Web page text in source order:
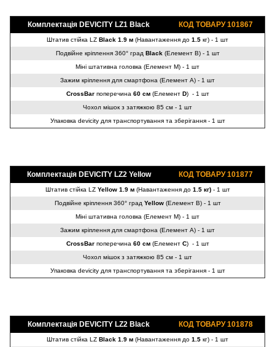
Комплектація DEVICITY LZ1 Black КОД ТОВАРУ 101867
Штатив стійка LZ Black 1.9 м (Навантаження до 1.5 кг) - 1 шт
Подвійне кріплення 360° град Black (Елемент B) - 1 шт
Міні штативна головка (Елемент M) - 1 шт
Зажим кріплення для смартфона (Елемент A) - 1 шт
CrossBarпоперечина 60 см(Елемент D) - 1 шт
Чохол мішок з затяжкою 85 см - 1 шт
Упаковка devicity для транспортування та зберігання - 1 шт
Комплектація DEVICITY LZ2 Yellow КОД ТОВАРУ 101877
Штатив стійка LZ Yellow 1.9 м(Навантаження до 1.5 кг)- 1 шт
Подвійне кріплення 360° град Yellow(Елемент B) - 1 шт
Міні штативна головка (Елемент M) - 1 шт
Зажим кріплення для смартфона (Елемент A) - 1 шт
CrossBarпоперечина 60 см(Елемент C) - 1 шт
Чохол мішок з затяжкою 85 см - 1 шт
Упаковка devicity для транспортування та зберігання - 1 шт
Комплектація DEVICITY LZ2 Black КОД ТОВАРУ 101878
Штатив стійка LZ Black 1.9 м (Навантаження до 1.5 кг) - 1 шт